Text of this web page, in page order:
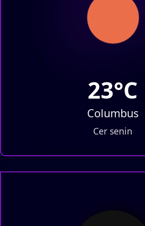
23°C
Columbus
Cer senin